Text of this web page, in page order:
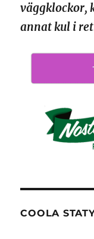
väggklockor,
annat kul i
COOLA